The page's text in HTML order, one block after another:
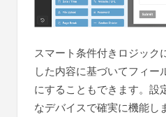
スマート条件付きロジック
した内容に基づいてフィー
にすることもできます。設
なデバイスで確実に機能し